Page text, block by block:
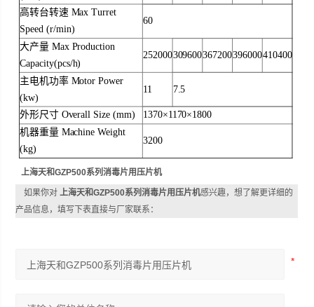
高转台转速 Max Turret
Speed (r/min)
60
大产量 Max Production
Capacity(pcs/h)
252000309600367200396000410400
主电机功率 Motor Power
(kw)
11 7.5
外形尺寸 Overall Size (mm)
1370×1170×1800
机器重量 Machine Weight
(kg)
3200
上海天和GZP500系列消毒片用压片机
如果你对上海天和GZP500系列消毒片用压片机感兴趣，想了解更详细的
产品信息，填写下表直接与厂家联系：